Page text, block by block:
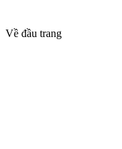
Về đầu trang